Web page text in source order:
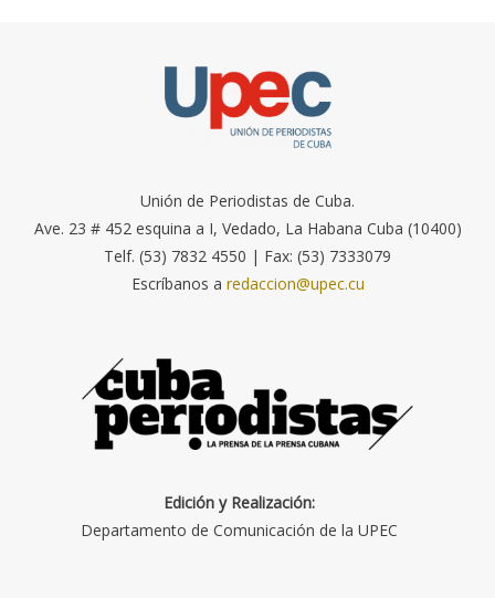
Unión de Periodistas de Cuba.
Ave. 23 # 452 esquina a I, Vedado, La Habana Cuba (10400)
Telf. (53) 7832 4550 | Fax: (53) 7333079
Escríbanos a redaccion@upec.cu
Edición y Realización:
Departamento de Comunicación de la UPEC